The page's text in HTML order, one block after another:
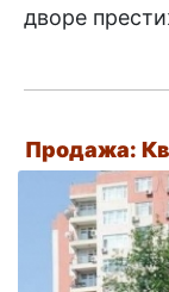
дворе
Продажа: